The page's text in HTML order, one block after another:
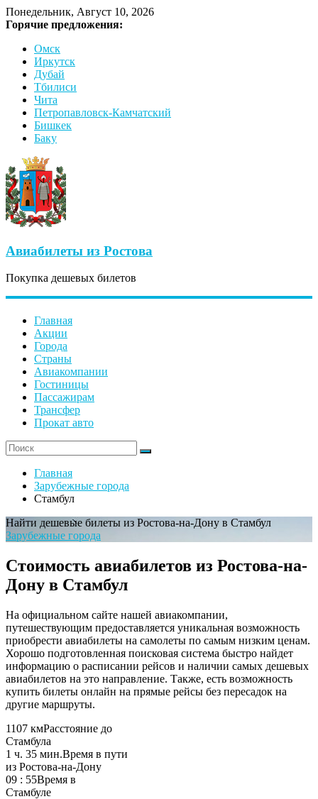
Понедельник, Август 10, 2026
Горячие предложения:
Омск
Иркутск
Дубай
Тбилиси
Чита
Петропавловск-Камчатский
Бишкек
Баку
Авиабилеты из Ростова
Покупка дешевых билетов
Главная
Акции
Города
Страны
Авиакомпании
Гостиницы
Пассажирам
Трансфер
Прокат авто
Главная
Зарубежные города
Стамбул
Найти дешевые билеты из Ростова-на-Дону в Стамбул
Зарубежные города
Стоимость авиабилетов из Ростова-на-
Дону в Стамбул
На официальном сайте нашей авиакомпании,
путешествующим предоставляется уникальная возможность
приобрести авиабилеты на самолеты по самым низким ценам.
Хорошо подготовленная поисковая система быстро найдет
информацию о расписании рейсов и наличии самых дешевых
авиабилетов на это направление. Также, есть возможность
купить билеты онлайн на прямые рейсы без пересадок на
другие маршруты.
1107 кмРасстояние до
Стамбула
1 ч. 35 мин.Время в пути
из Ростова-на-Дону
09 : 55Время в
Стамбуле